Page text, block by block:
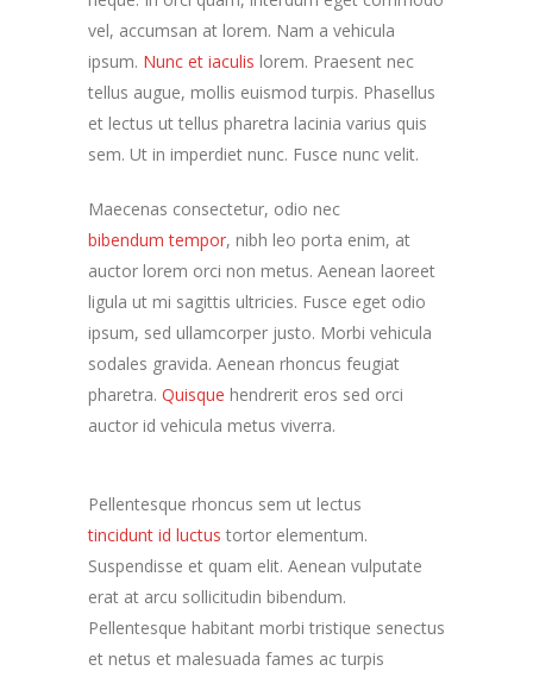
vel, accumsan at lorem. Nam a vehicula
ipsum. Nunc et iaculis lorem. Praesent nec
tellus augue, mollis euismod turpis. Phasellus
et lectus ut tellus pharetra lacinia varius quis
sem. Ut in imperdiet nunc. Fusce nunc velit.
Maecenas consectetur, odio nec
bibendum tempor, nibh leo porta enim, at
auctor lorem orci non metus. Aenean laoreet
ligula ut mi sagittis ultricies. Fusce eget odio
ipsum, sed ullamcorper justo. Morbi vehicula
sodales gravida. Aenean rhoncus feugiat
pharetra. Quisque hendrerit eros sed orci
auctor id vehicula metus viverra.
Pellentesque rhoncus sem ut lectus
tincidunt id luctus tortor elementum.
Suspendisse et quam elit. Aenean vulputate
erat at arcu sollicitudin bibendum.
Pellentesque habitant morbi tristique senectus
et netus et malesuada fames ac turpis